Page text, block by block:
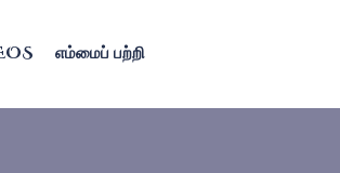
எம்மைப் பற்றி